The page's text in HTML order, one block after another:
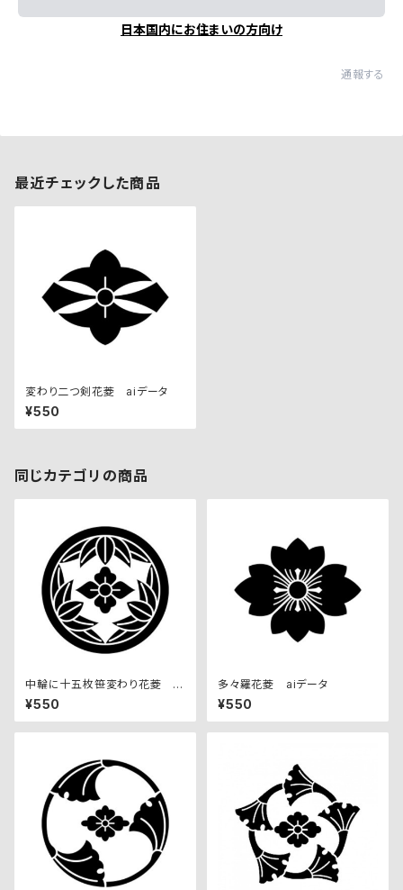
日本国内にお住まいの方向け
通報する
最近チェックした商品
変わり二つ剣花菱 aiデータ
¥550
同じカテゴリの商品
中輪に十五枚笹変わり花菱 ai
データ
¥550
多々羅花菱 aiデータ
¥550